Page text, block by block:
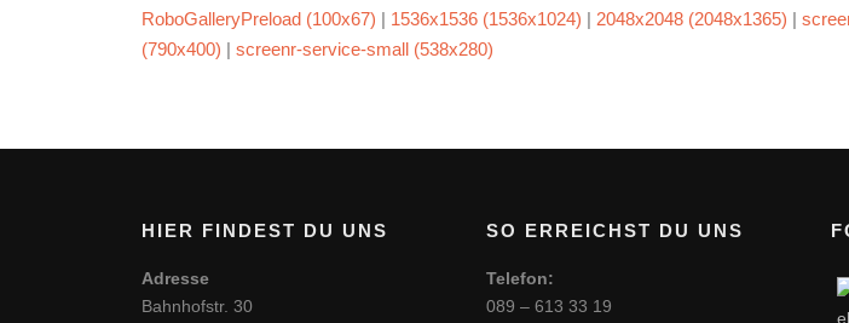
RoboGalleryPreload (100x67) | 1536x1536 (1536x1024) | 2048x2048 (2048x1365) |
(790x400) | screenr-service-small (538x280)
HIER FINDEST DU UNS
Adresse
Bahnhofstr. 30
SO ERREICHST DU UNS
Telefon:
089 – 613 33 19